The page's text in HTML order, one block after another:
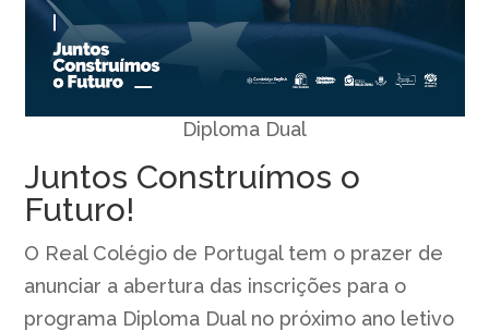
Diploma Dual
Juntos Construímos o
Futuro!
O Real Colégio de Portugal tem o prazer de
anunciar a abertura das inscrições para o
programa Diploma Dual no próximo ano letivo